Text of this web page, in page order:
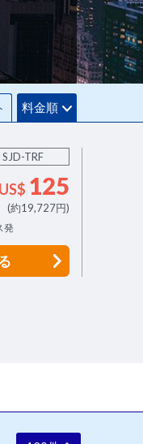
料金順
SJD-TRF
US$ 125
(約19,727円)
発